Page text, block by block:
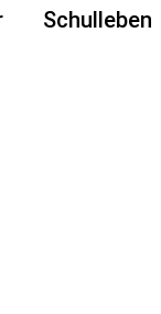
Schulleben